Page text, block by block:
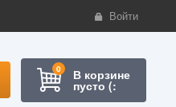
Войти
0 В корзине
пусто (: